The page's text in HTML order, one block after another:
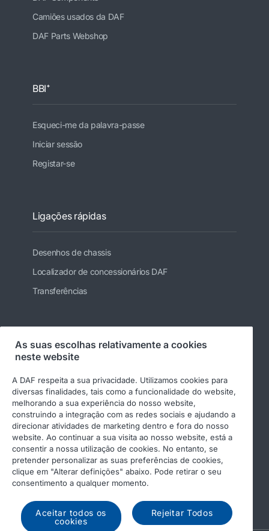
Camiões usados da DAF
DAF Parts Webshop
BBI⁺
Esqueci-me da palavra-passe
Iniciar sessão
Registar-se
Ligações rápidas
Desenhos de chassis
Localizador de concessionários DAF
Transferências
Siga-nos
© 2026 DAF
Aviso legal
Declaração de privacidade
DAF e cookies
Código de Conduta
As suas escolhas relativamente a cookies
neste website
A DAF respeita a sua privacidade. Utilizamos cookies para
diversas finalidades, tais como a funcionalidade do website,
melhorando a sua experiência do nosso website,
construindo a integração com as redes sociais e ajudando a
direcionar atividades de marketing dentro e fora do nosso
website. Ao continuar a sua visita ao nosso website, está a
consentir a nossa utilização de cookies. No entanto, se
pretender personalizar as suas preferências de cookies,
clique em "Alterar definições" abaixo. Pode retirar o seu
consentimento a qualquer momento.
Aceitar todos os
cookies
Rejeitar Todos